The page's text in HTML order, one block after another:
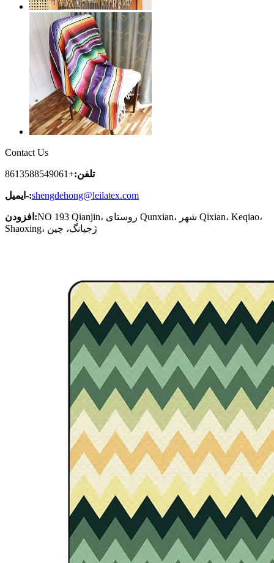
Contact Us
تلفن:+8613588549061
ایمیل-:shengdehong@leilatex.com
افزودن:NO 193 Qianjin، روستای Qunxian، شهر Qixian، Keqiao،
Shaoxing، ژجیانگ، چین